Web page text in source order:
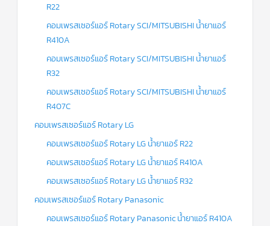
R22
คอมเพรสเซอร์แอร์ Rotary SCI/MITSUBISHI น้ำยาแอร์
R410A
คอมเพรสเซอร์แอร์ Rotary SCI/MITSUBISHI น้ำยาแอร์
R32
คอมเพรสเซอร์แอร์ Rotary SCI/MITSUBISHI น้ำยาแอร์
R407C
คอมเพรสเซอร์แอร์ Rotary LG
คอมเพรสเซอร์แอร์ Rotary LG น้ำยาแอร์ R22
คอมเพรสเซอร์แอร์ Rotary LG น้ำยาแอร์ R410A
คอมเพรสเซอร์แอร์ Rotary LG น้ำยาแอร์ R32
คอมเพรสเซอร์แอร์ Rotary Panasonic
คอมเพรสเซอร์แอร์ Rotary Panasonic น้ำยาแอร์ R410A